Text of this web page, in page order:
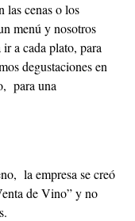
las cenas o los
menú y nosotros
a cada plato, para
degustaciones en
para una
la empresa se creó
de Vino” y no